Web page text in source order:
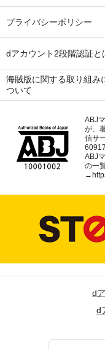
プライバシーポリシー
dアカウント2段階認証と
海賊版に関する取り組み
ついて
ABJ
が、
信サ
ABJ
の一
→
d
d